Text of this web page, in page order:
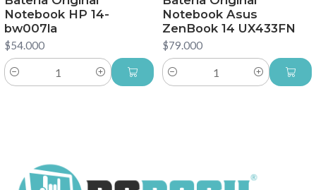
Notebook HP 14-
bw007la
$54.000
Cantidad
Notebook Asus
ZenBook 14 UX433FN
$79.000
Cantidad